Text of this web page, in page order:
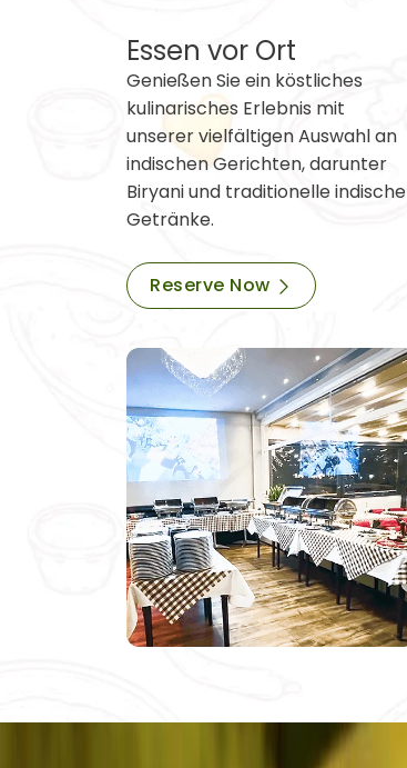
Essen vor Ort
Genießen Sie ein köstliches
kulinarisches Erlebnis mit
unserer vielfältigen Auswahl an
indischen Gerichten, darunter
Biryani und traditionelle indische
Getränke.
Reserve Now